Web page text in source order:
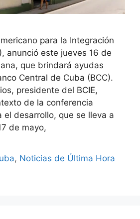
para la Integración
anunció este jueves 16 de
que brindará ayudas
Central de Cuba (BCC).
presidente del BCIE,
de la conferencia
el desarrollo, que se lleva a
de mayo,
, Noticias de Última Hora